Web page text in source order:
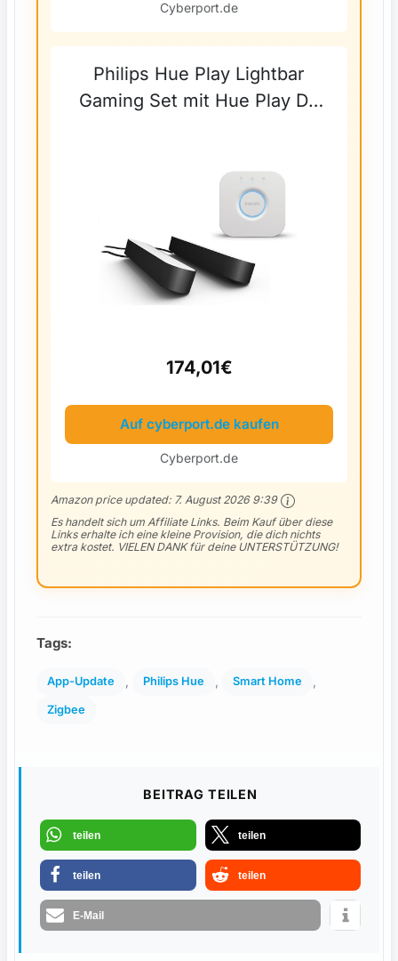
Cyberport.de
Philips Hue Play Lightbar
Gaming Set mit Hue Play DP
174,01€
Auf cyberport.de kaufen
Cyberport.de
Amazon price updated: 7. August 2026 9:39
Es handelt sich um Affiliate Links. Beim Kauf über diese
Links erhalte ich eine kleine Provision, die dich nichts
extra kostet. VIELEN DANK für deine UNTERSTÜTZUNG!
Tags:
App-Update Philips Hue Smart Home
Zigbee
BEITRAG TEILEN
teilen teilen
teilen teilen
E-Mail